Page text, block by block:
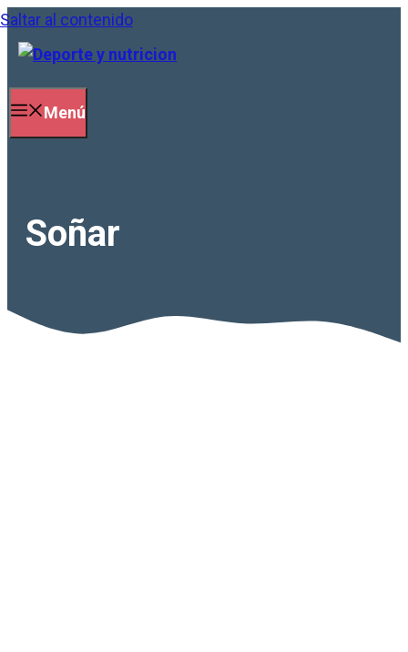
Saltar al contenido
Menú
Soñar